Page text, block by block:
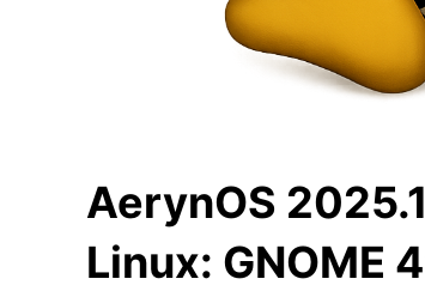
AerynOS
Linux: GNOME